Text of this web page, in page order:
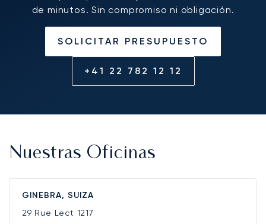
de minutos. Sin compromiso ni obligación.
SOLICITAR PRESUPUESTO
+41 22 782 12 12
Nuestras Oficinas
GINEBRA, SUIZA
29 Rue Lect 1217